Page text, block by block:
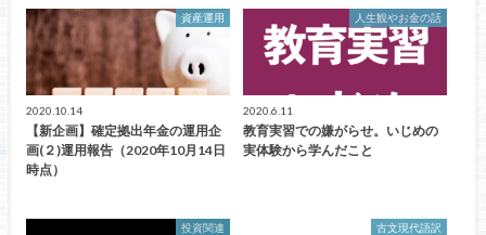
資産運用
2020.10.14
【新企画】確定拠出年金の運用企
画(２)運用報告（2020年10月14日
時点）
人生観やお金の話
2020.6.11
教育実習での嫌がらせ。いじめの
実体験から学んだこと
投資関連 古文現代語訳